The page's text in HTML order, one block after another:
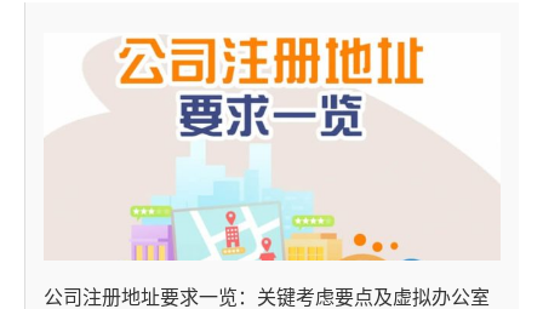
公司注册地址要求一览：关键考虑要点及虚拟办公室